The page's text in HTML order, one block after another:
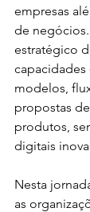
empresas
de
estratégico
capacidades
modelos,
propostas
produtos,
digitais
Nesta
as